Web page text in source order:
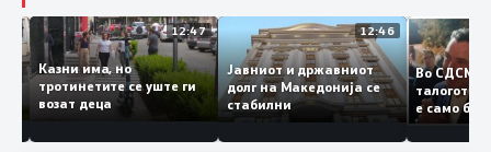
12:50
и
12:47
Казни има, но
тротинетите се уште ги
возат деца
12:46
Јавниот и државниот
долг на Македонија се
стабилни
Во
е само
копија
Заев